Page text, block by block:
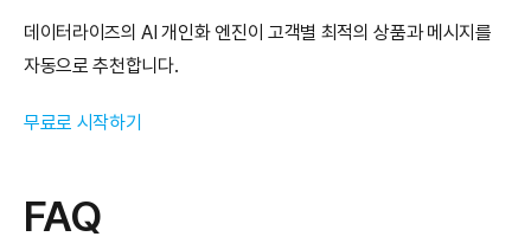
데이터라이즈의 AI 개인화 엔진이 고객별 최적의 상품과 메시지를
자동으로 추천합니다.
무료로 시작하기
FAQ